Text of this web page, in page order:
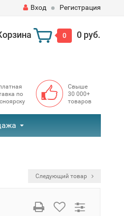
Вход Регистрация
0 0 руб.
по
Свыше
30 000+
товаров
Следующий товар